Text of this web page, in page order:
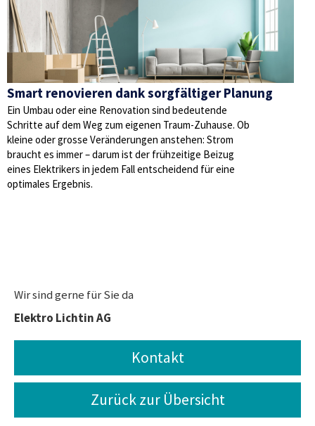
Smart renovieren dank sorgfältiger Planung
Ein Umbau oder eine Renovation sind bedeutende
Schritte auf dem Weg zum eigenen Traum-Zuhause. Ob
kleine oder grosse Veränderungen anstehen: Strom
braucht es immer – darum ist der frühzeitige Beizug
eines Elektrikers in jedem Fall entscheidend für eine
optimales Ergebnis.
Wir sind gerne für Sie da
Elektro Lichtin AG
Kontakt
Zurück zur Übersicht